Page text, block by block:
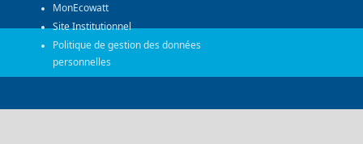
MonEcowatt
Site Institutionnel
Politique de gestion des données
personnelles